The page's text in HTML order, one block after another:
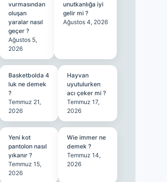
vurmasından
oluşan
yaralar nasıl
geçer ?
Ağustos 5,
2026
unutkanlığa iyi
gelir mi ?
Ağustos 4, 2026
Basketbolda 4
luk ne demek
?
Temmuz 21,
2026
Hayvan
uyutulurken
acı çeker mi ?
Temmuz 17,
2026
Yeni kot
pantolon nasıl
yıkanır ?
Temmuz 15,
2026
Wie immer ne
demek ?
Temmuz 14,
2026